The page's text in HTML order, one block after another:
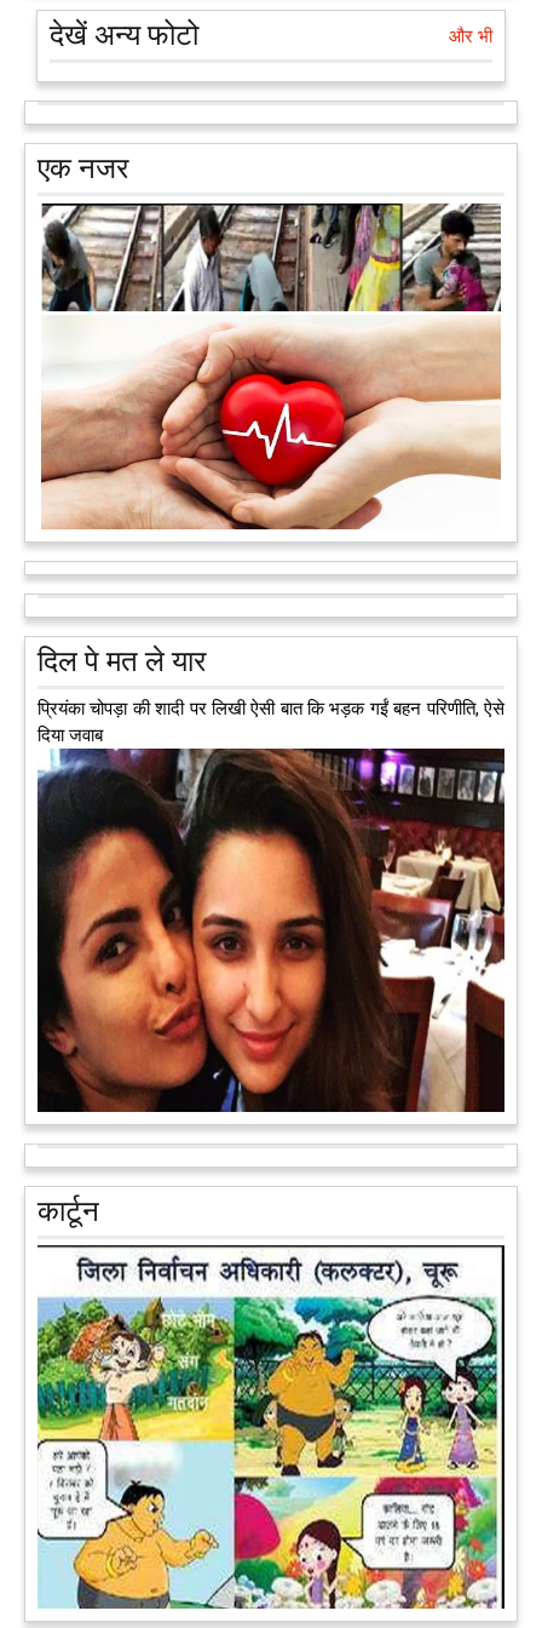
देखें अन्य फोटो और भी
एक नजर
मरते-मरते भी तीन लोगों को नई जिंदगी दे गई 13 वर्षीय लड़की
कुछ लोग मौत जैसी खौफनाक हकीकत को भी खूबसूरत मोड़ दे जाते हैं। वह
मरने के बाद भी इस धरती पर अपने आप को जीवित छोड़ ज़ाते हैं। दुनिया
को अलविदा कह चुकी 13 वर्षीय लड़की के अंगदान से 3 जरूरतमंद लोगों
को नई जिंदगी मिल गई।आगे पढ़ें
अब एक आइडिया बदलेगा हिमाचल के युवाओं की किस्मत, जानिए कैसे
हमीरपुर में अब एक आइडिया युवाओं की किस्मत बदलने जा रहा है। भारत
सरकार के स्टार्टअप मिशन के तहत सबंधित टीम मोबाइल वैन के जरिए पूरे
देश के कोने-कोने में घूमकर नए स्टार्ट अप स्थापित करने की चाह रखने
वाले युवाओं से संपर्क कर रही है।आगे पढ़ें
आरक्षण के विरोध में राजा भैया बोले, प्रमोशन का आधार गुणवत्ता और
वरिष्ठता हो, जाति नहीं
प्रतापगढ़ के कुंडा से बाहुबली विधायक रघुराज प्रताप सिंह उर्फ राजा भैया ने
शुक्रवार को लखनऊ में प्रेस कांफ्रेंस कर नई राजनीतिक पार्टी बनाने की
आधिकारिक घोषणा करते हुए पार्टी के मुद्दों के बारे में बताया.आगे पढ़ें
पेट पकड़ कर हंसने पर मजबूर हो जायेंगे आप जानवरों की ये अदाएं देखकर
कल्पना कीजिये उस दृश्य की, जिसमें कोई गिलहरी किसी मेंढक के साथ
लिप-लॉक कर रही हो। गिलहरी झूला झूल रही हो।आगे पढ़ें
दिल पे मत ले यार
प्रियंका चोपड़ा की शादी पर लिखी ऐसी बात कि भड़क गईं बहन परिणीति, ऐसे
दिया जवाब
कार्टून